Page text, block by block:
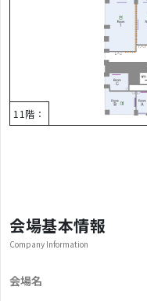
11階：
会場基本情報
Company Information
会場名